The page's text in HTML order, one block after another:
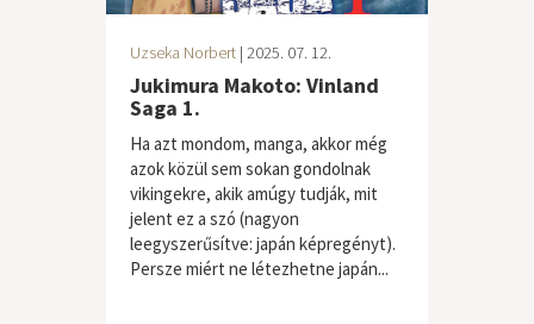
Uzseka Norbert | 2025. 07. 12.
Jukimura Makoto: Vinland
Saga 1.
Ha azt mondom, manga, akkor még
azok közül sem sokan gondolnak
vikingekre, akik amúgy tudják, mit
jelent ez a szó (nagyon
leegyszerűsítve: japán képregényt).
Persze miért ne létezhetne japán...